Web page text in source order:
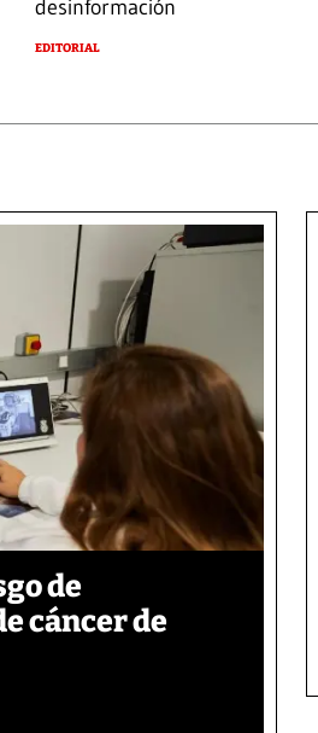
desinformación
EDITORIAL
de
cáncer de